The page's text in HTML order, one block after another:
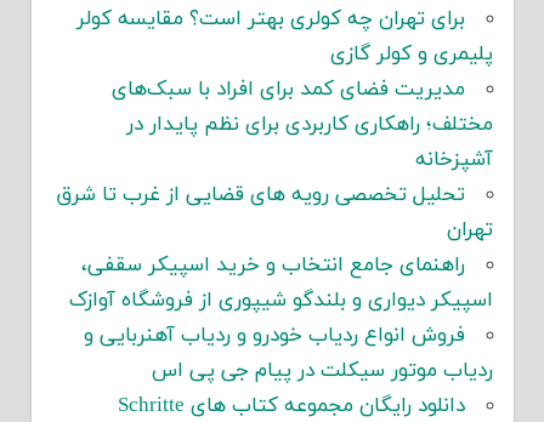
برای تهران چه کولری بهتر است؟ مقایسه کولر
پلیمری و کولر گازی
مدیریت فضای کمد برای افراد با سبک‌های
مختلف؛ راهکاری کاربردی برای نظم پایدار در
آشپزخانه
تحلیل تخصصی رویه های قضایی از غرب تا شرق
تهران
راهنمای جامع انتخاب و خرید اسپیکر سقفی،
اسپیکر دیواری و بلندگو شیپوری از فروشگاه آوازک
فروش انواع ردیاب خودرو و ردیاب آهنربایی و
ردیاب موتور سیکلت در پیام جی پی اس
دانلود رایگان مجموعه کتاب های Schritte